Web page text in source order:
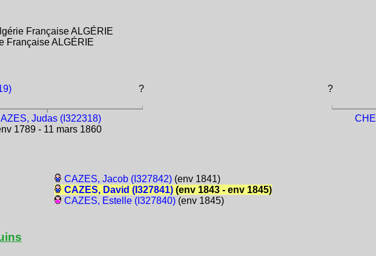
Française ALGÉRIE
Française ALGÉRIE
? ?
Judas (I322318)
1789 - 11 mars 1860
CAZES, Jacob (I327842) (env 1841)
CAZES, David (I327841) (env 1843 - env 1845)
CAZES, Estelle (I327840) (env 1845)